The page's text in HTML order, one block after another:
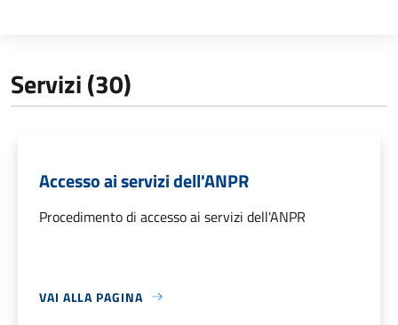
Servizi (30)
Accesso ai servizi dell'ANPR
Procedimento di accesso ai servizi dell'ANPR
VAI ALLA PAGINA